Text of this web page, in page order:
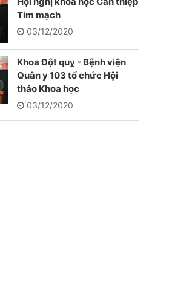
Tim mạch
03/12/2020
Khoa Đột quỵ - Bệnh viện
Quân y 103 tổ chức Hội
thảo Khoa học
03/12/2020